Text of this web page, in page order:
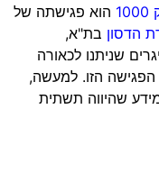
הוא פגישתה של
הדסון בת"א,
שניתנו לכאורה
הפגישה הזו. למעשה,
שהיווה תשתית